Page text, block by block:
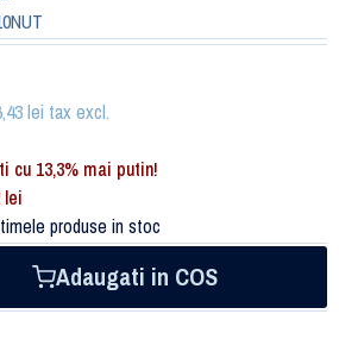
lei tax excl.
cu 13,3% mai putin!
produse in stoc
Adaugati in COS